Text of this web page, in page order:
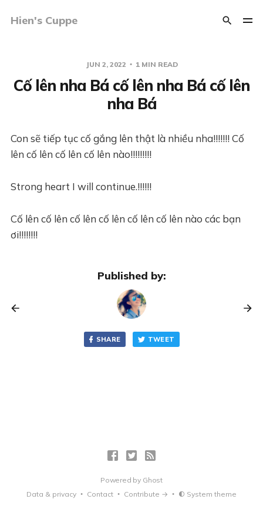
Hien's Cuppe
JUN 2, 2022 1 MIN READ
Cố lên nha Bá cố lên nha Bá cố lên
nha Bá
Con sẽ tiếp tục cố gắng lên thật là nhiều nha!!!!!!! Cố
lên cố lên cố lên cố lên nào!!!!!!!!!
Strong heart I will continue.!!!!!!
Cố lên cố lên cố lên cố lên cố lên cố lên nào các bạn
ơi!!!!!!!!
Published by:
SHARE TWEET
Powered by Ghost
Data & privacy
Contact Contribute → System theme